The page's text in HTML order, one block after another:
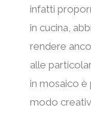
infatti
in cucina,
rendere
alle
in mosaico è
modo